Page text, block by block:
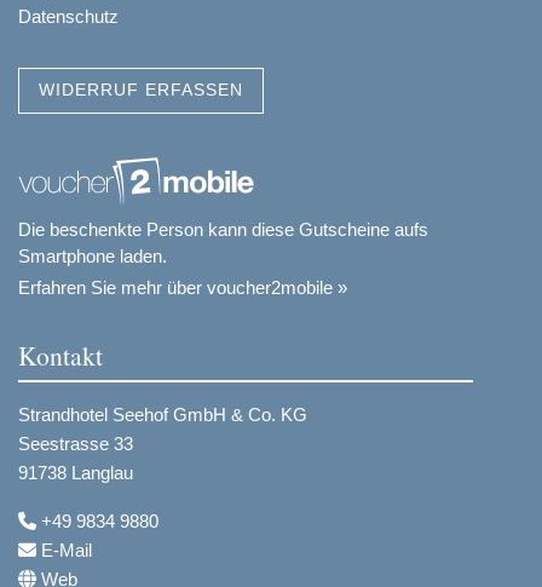
Datenschutz
WIDERRUF ERFASSEN
Die beschenkte Person kann diese Gutscheine aufs
Smartphone laden.
Erfahren Sie mehr über voucher2mobile »
Kontakt
Strandhotel Seehof GmbH & Co. KG
Seestrasse 33
91738 Langlau
+49 9834 9880
E-Mail
Web